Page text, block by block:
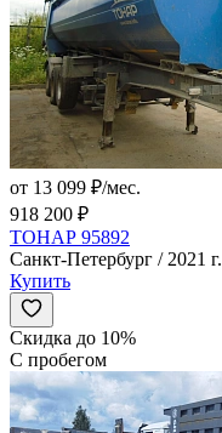
от 13 099 ₽/мес.
918 200 ₽
ТОНАР 95892
Санкт-Петербург / 2021 г.
Купить
Скидка до 10%
С пробегом